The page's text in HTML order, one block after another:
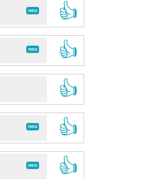
neu
👍
neu
👍
👍
neu
👍
neu
👍